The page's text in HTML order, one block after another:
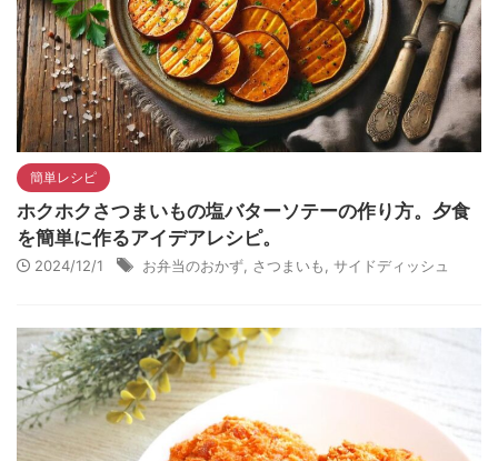
簡単レシピ
ホクホクさつまいもの塩バターソテーの作り方。夕食
を簡単に作るアイデアレシピ。
2024/12/1 お弁当のおかず さつまいも サイドディッシュ